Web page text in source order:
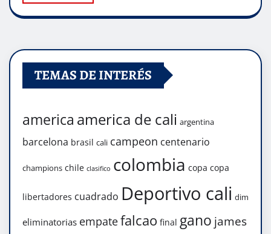
TEMAS DE INTERÉS
america america de cali argentina
barcelona brasil cali campeon centenario
champions chile clasifico colombia copa copa
libertadores cuadrado Deportivo cali dim
eliminatorias empatefalcao final gano james